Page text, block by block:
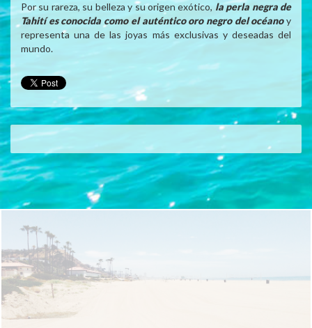
Por su rareza, su belleza y su origen exótico, la perla negra de
Tahití es conocida como el auténtico oro negro del océanoy
representa una de las joyas más exclusivas y deseadas del
mundo.